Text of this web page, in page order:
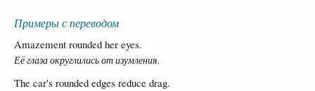
Примеры с переводом
Amazement rounded her eyes.
Её глаза округлились от изумления.
The car's rounded edges reduce drag.